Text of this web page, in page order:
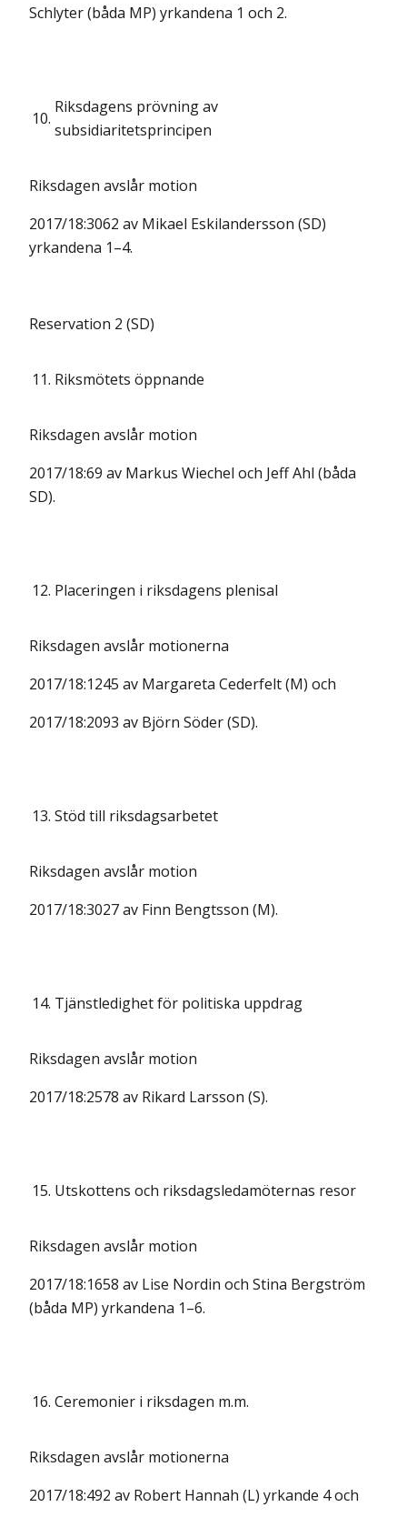
Schlyter (båda MP) yrkandena 1 och 2.
10.
Riksdagens prövning av
subsidiaritetsprincipen
Riksdagen avslår motion
2017/18:3062 av Mikael Eskilandersson (SD)
yrkandena 1–4.
Reservation 2 (SD)
11. Riksmötets öppnande
Riksdagen avslår motion
2017/18:69 av Markus Wiechel och Jeff Ahl (båda
SD).
12. Placeringen i riksdagens plenisal
Riksdagen avslår motionerna
2017/18:1245 av Margareta Cederfelt (M) och
2017/18:2093 av Björn Söder (SD).
13. Stöd till riksdagsarbetet
Riksdagen avslår motion
2017/18:3027 av Finn Bengtsson (M).
14. Tjänstledighet för politiska uppdrag
Riksdagen avslår motion
2017/18:2578 av Rikard Larsson (S).
15. Utskottens och riksdagsledamöternas resor
Riksdagen avslår motion
2017/18:1658 av Lise Nordin och Stina Bergström
(båda MP) yrkandena 1–6.
16. Ceremonier i riksdagen m.m.
Riksdagen avslår motionerna
2017/18:492 av Robert Hannah (L) yrkande 4 och